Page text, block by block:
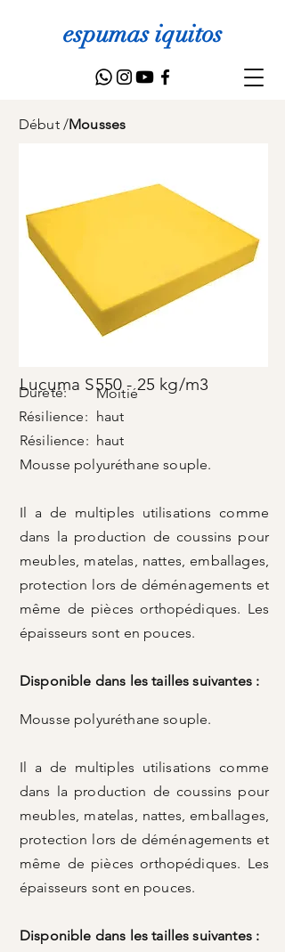
espumas iquitos
Début /Mousses
Lucuma S550 - 25 kg/m3
Moitié
Dureté:
Résilience: haut
Résilience: haut
Mousse polyuréthane souple.
Il a de multiples utilisations comme
dans la production de coussins pour
meubles, matelas, nattes, emballages,
protection lors de déménagements et
même de pièces orthopédiques. Les
épaisseurs sont en pouces.
Disponible dans les tailles suivantes :
Mousse polyuréthane souple.
Il a de multiples utilisations comme
dans la production de coussins pour
meubles, matelas, nattes, emballages,
protection lors de déménagements et
même de pièces orthopédiques. Les
épaisseurs sont en pouces.
Disponible dans les tailles suivantes :